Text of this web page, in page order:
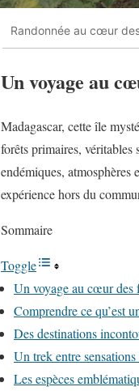
Randonnée au cœur
Un voyage au
Madagascar, cette île
forêts primaires, véritables
endémiques, atmosphères
expérience hors du
Sommaire
Toggle
Un voyage au cœur des
Comprendre ce qu’est
Des destinations
Un trek entre
Les espèces